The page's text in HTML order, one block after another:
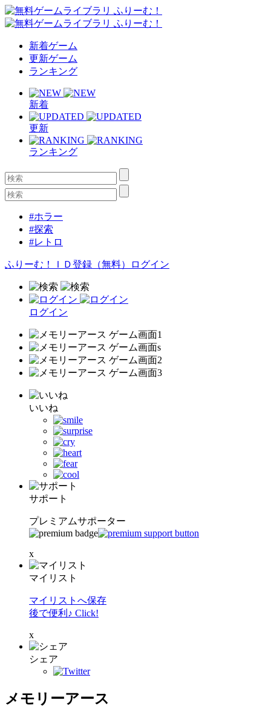
新着ゲーム
更新ゲーム
ランキング
新着
更新
ランキング
#ホラー
#探索
#レトロ
ふりーむ！ＩＤ登録（無料） ログイン
ログイン
いいね
サポート
プレミアムサポーター
x
マイリスト
マイリストへ保存
後で便利♪ Click!
x
シェア
メモリーアース